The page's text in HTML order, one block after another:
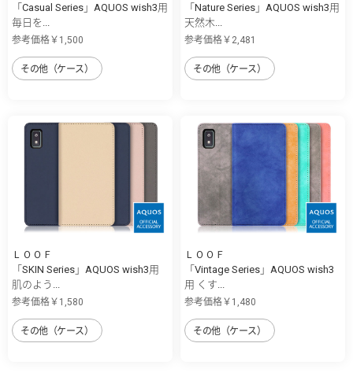
「Casual Series」AQUOS wish3用
毎日を...
参考価格￥1,500
その他（ケース）
「Nature Series」AQUOS wish3用
天然木...
参考価格￥2,481
その他（ケース）
ＬＯＯＦ
「SKIN Series」AQUOS wish3用
肌のよう...
参考価格￥1,580
その他（ケース）
ＬＯＯＦ
「Vintage Series」AQUOS wish3
用 くす...
参考価格￥1,480
その他（ケース）